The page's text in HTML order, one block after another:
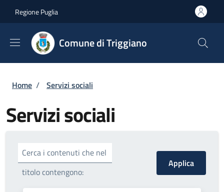
Regione Puglia
Comune di Triggiano
Briciole di pane
Home / Servizi sociali
Servizi sociali
Cerca i contenuti che nel
titolo contengono: